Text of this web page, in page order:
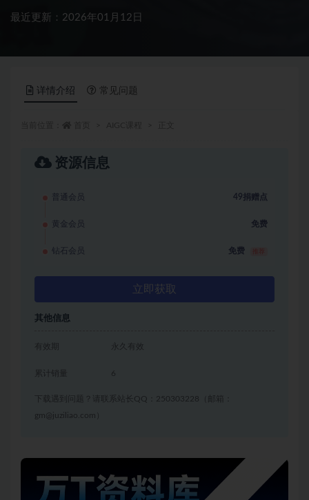
最近更新：2026年01月12日
详情介绍 常见问题
资源信息
普通会员 49捐赠点
黄金会员 免费
钻石会员 免费
立即获取
其他信息
有效期 永久有效
累计销量 6
下载遇到问题？请联系站长QQ：250303228（邮箱：
gm@juziliao.com）